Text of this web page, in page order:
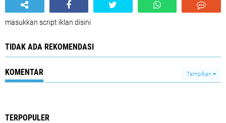
masukkan script iklan disini
TIDAK ADA REKOMENDASI
KOMENTAR Tampilkan
TERPOPULER